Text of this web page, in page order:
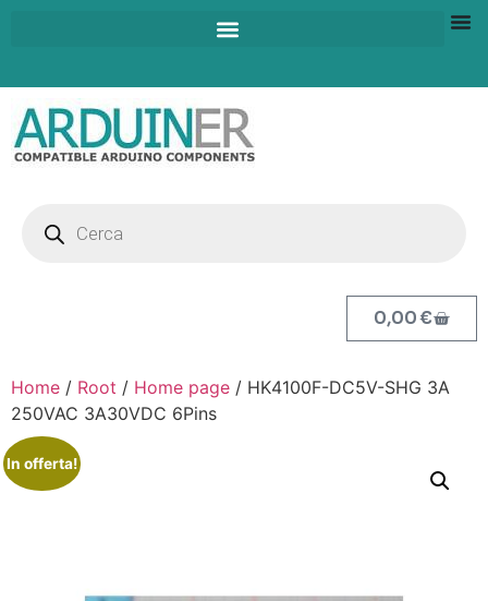
0,00€
Home / Root / Home page / HK4100F-DC5V-SHG 3A
250VAC 3A30VDC 6Pins
In offerta!